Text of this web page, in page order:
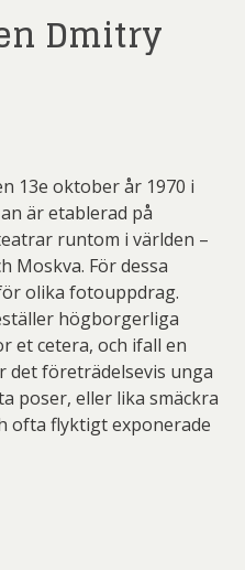
Dmitry
13e oktober år 1970 i
är etablerad på
runtom i världen –
Moskva. För dessa
olika fotouppdrag.
högborgerliga
et cetera, och ifall en
det företrädelsevis unga
poser, eller lika smäckra
ofta flyktigt exponerade